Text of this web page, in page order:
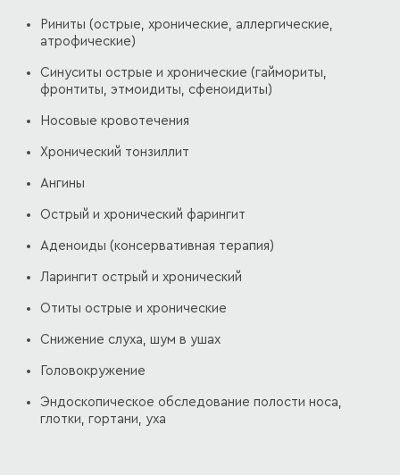
Риниты (острые, хронические, аллергические,
атрофические)
Синуситы острые и хронические (гаймориты,
фронтиты, этмоидиты, сфеноидиты)
Носовые кровотечения
Хронический тонзиллит
Ангины
Острый и хронический фарингит
Аденоиды (консервативная терапия)
Ларингит острый и хронический
Отиты острые и хронические
Снижение слуха, шум в ушах
Головокружение
Эндоскопическое обследование полости носа,
глотки, гортани, уха